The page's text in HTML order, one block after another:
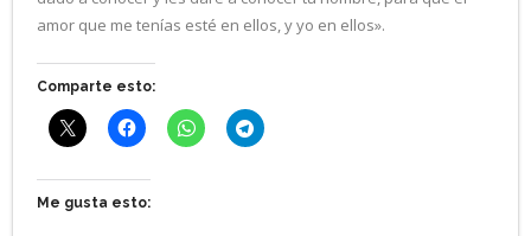
amor que me tenías esté en ellos, y yo en ellos».
Comparte esto:
Me gusta esto: